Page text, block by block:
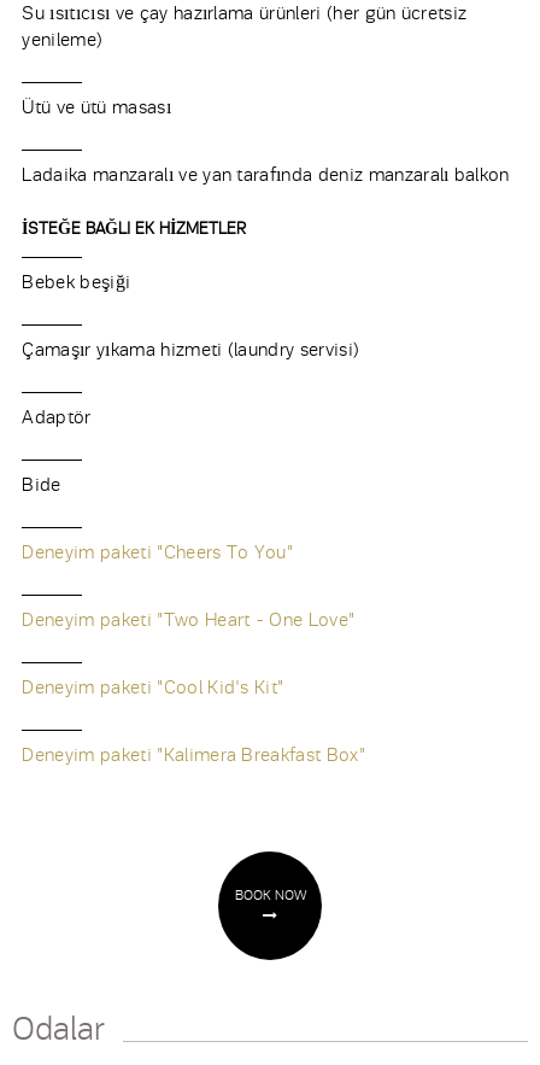
Su ısıtıcısı ve çay hazırlama ürünleri (her gün ücretsiz
yenileme)
Ütü ve ütü masası
Ladaika manzaralı ve yan tarafında deniz manzaralı balkon
İSTEĞE BAĞLI EK HİZMETLER
Bebek beşiği
Çamaşır yıkama hizmeti (laundry servisi)
Adaptör
Bide
Deneyim paketi "Cheers To You"
Deneyim paketi "Two Heart - One Love"
Deneyim paketi "Cool Kid's Kit"
Deneyim paketi "Kalimera Breakfast Box"
BOOK NOW
Odalar